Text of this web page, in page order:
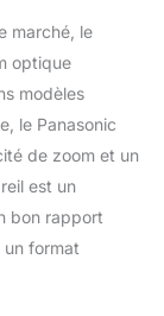
marché, le
optique
modèles
le Panasonic
de zoom et un
est un
bon rapport
format